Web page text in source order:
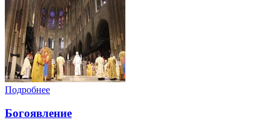
Подробнее
Богоявление